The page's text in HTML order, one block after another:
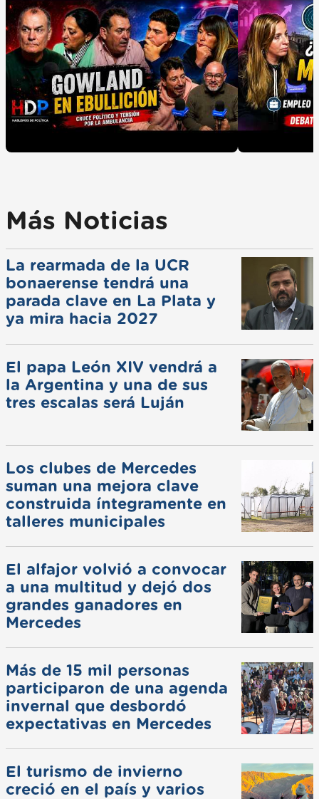
Más Noticias
La rearmada de la UCR
bonaerense tendrá una
parada clave en La Plata y
ya mira hacia 2027
El papa León XIV vendrá a
la Argentina y una de sus
tres escalas será Luján
Los clubes de Mercedes
suman una mejora clave
construida íntegramente en
talleres municipales
El alfajor volvió a convocar
a una multitud y dejó dos
grandes ganadores en
Mercedes
Más de 15 mil personas
participaron de una agenda
invernal que desbordó
expectativas en Mercedes
El turismo de invierno
creció en el país y varios